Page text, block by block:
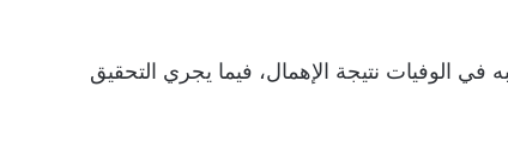
الوفيات نتيجة الإهمال، فيما يجري التحقيق